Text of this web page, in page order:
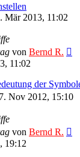
Mär 2013, 11:02
von Bernd R.
11:02
der
7. Nov 2012, 15:10
von Bernd R.
19:12